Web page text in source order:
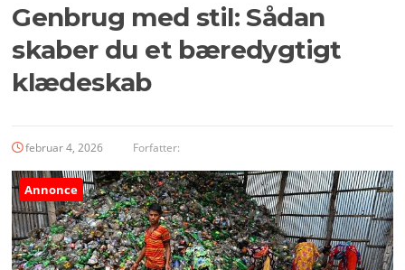
Genbrug med stil: Sådan
skaber du et bæredygtigt
klædeskab
februar 4, 2026 Forfatter:
Annonce